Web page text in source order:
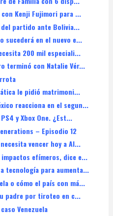
Kenji Fujimori para ...
partido ante Bolivia...
sucederá en el nuevo e...
200 mil especiali...
terminó con Natalie Vér...
le pidió matrimoni...
reacciona en el segun...
y Xbox One. ¿Est...
– Episodio 12
vencer hoy a Al...
impactos efímeros, dice e...
tecnología para aumenta...
o cómo el país con má...
padre por tiroteo en c...
Venezuela